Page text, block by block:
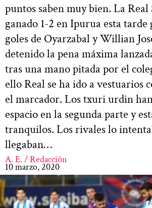
puntos saben muy bien. La Real
ganado 1-2 en Ipurua esta tarde
goles de Oyarzabal y Willian
detenido la pena máxima
tras una mano pitada por el
ello Real se ha ido a vestuarios
el marcador. Los txuri urdin
espacio en la segunda parte y
tranquilos. Los rivales lo
llegaban…
A. E. / Redacción
10 marzo, 2020